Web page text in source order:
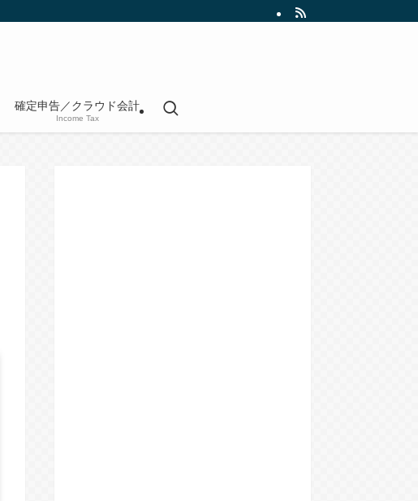
確定申告／クラウド会計
Income Tax